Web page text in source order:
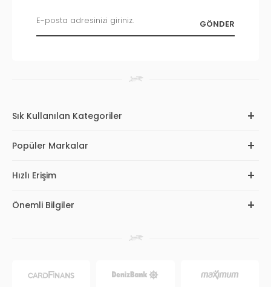
Sık Kullanılan Kategoriler
Popüler Markalar
Hızlı Erişim
Önemli Bilgiler